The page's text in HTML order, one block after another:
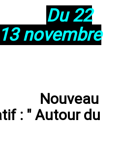
Du 22
novembre
Nouveau
: " Autour du